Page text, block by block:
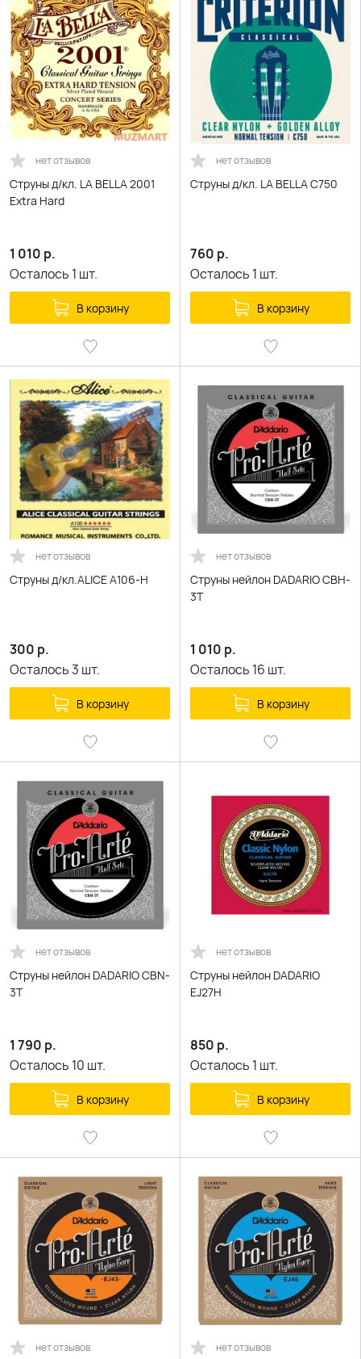
нет отзывов
Струны д/кл. LA BELLA 2001
Extra Hard
1 010 р.
Осталось 1 шт.
В корзину
нет отзывов
Струны д/кл. LA BELLA C750
760 р.
Осталось 1 шт.
В корзину
нет отзывов
Струны д/кл.ALICE A106-H
300 р.
Осталось3 шт.
В корзину
нет отзывов
Струны нейлон DADARIO CBH-
3T
1 010 р.
Осталось 16 шт.
В корзину
нет отзывов
Струны нейлон DADARIO CBN-
3T
1 790 р.
Осталось 10 шт.
В корзину
нет отзывов
Струны нейлон DADARIO
EJ27H
850 р.
Осталось 1 шт.
В корзину
нет отзывов нет отзывов